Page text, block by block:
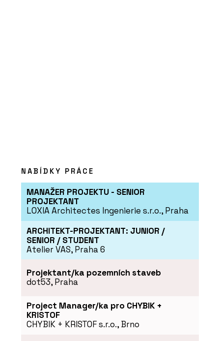
NABÍDKY PRÁCE
MANAŽER PROJEKTU - SENIOR
PROJEKTANT
LOXIA Architectes Ingenierie s.r.o., Praha
ARCHITEKT-PROJEKTANT: JUNIOR /
SENIOR / STUDENT
Atelier VAS, Praha 6
Projektant/ka pozemních staveb
dot53, Praha
Project Manager/ka pro CHYBIK +
KRISTOF
CHYBIK + KRISTOF s.r.o., Brno